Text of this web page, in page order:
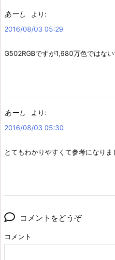
あーし
より:
2016/08/03 05:29
G502RGBですが1,680万色ではない
あーし
より:
2016/08/03 05:30
とてもわかりやすくて参考になりま
コメントをどうぞ
コメント